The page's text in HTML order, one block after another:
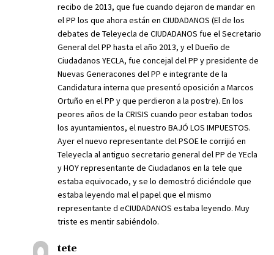
recibo de 2013, que fue cuando dejaron de mandar en
el PP los que ahora están en CIUDADANOS (El de los
debates de Teleyecla de CIUDADANOS fue el Secretario
General del PP hasta el año 2013, y el Dueño de
Ciudadanos YECLA, fue concejal del PP y presidente de
Nuevas Generacones del PP e integrante de la
Candidatura interna que presentó oposición a Marcos
Ortuño en el PP y que perdieron a la postre). En los
peores años de la CRISIS cuando peor estaban todos
los ayuntamientos, el nuestro BAJÓ LOS IMPUESTOS.
Ayer el nuevo representante del PSOE le corrijió en
Teleyecla al antiguo secretario general del PP de YEcla
y HOY representante de Ciudadanos en la tele que
estaba equivocado, y se lo demostró diciéndole que
estaba leyendo mal el papel que el mismo
representante d eCIUDADANOS estaba leyendo. Muy
triste es mentir sabiéndolo.
tete